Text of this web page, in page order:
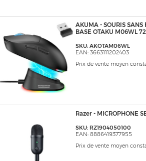
AKUMA - SOURIS SANS
BASE OTAKU M06WL
SKU: AKOTAM06WL
EAN: 3663111202403
Prix de vente moyen
Razer - MICROPHONE
SKU: RZ1904050100
EAN: 8886419377955
Prix de vente moyen